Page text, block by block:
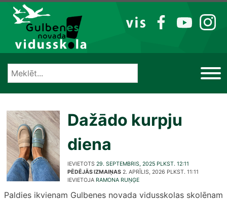
Izlaist
VIS
FB YT IG
Dažādo kurpju
diena
IEVIETOTS 29. SEPTEMBRIS, 2025 PLKST. 12:11
PĒDĒJĀS IZMAIŅAS 2. APRĪLIS, 2026 PLKST. 11:11
IEVIETOJA RAMONA RUŅĢE
Paldies ikvienam Gulbenes novada vidusskolas skolēnam